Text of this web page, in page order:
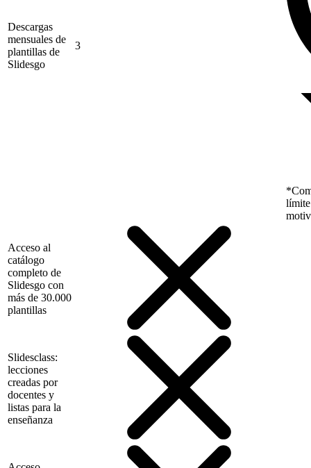
Descargas
mensuales de
plantillas de
Slidesgo
3
límite
Acceso al
catálogo
completo de
Slidesgo con
más de 30.000
plantillas
Slidesclass:
lecciones
creadas por
docentes y
listas para la
enseñanza